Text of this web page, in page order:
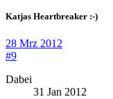
Katjas Heartbreaker :-)
28 Mrz 2012
#9
Dabei
31 Jan 2012